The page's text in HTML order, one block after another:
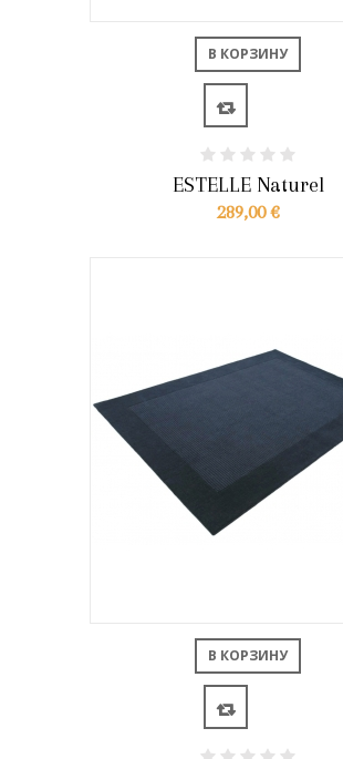
В КОРЗИНУ
ESTELLE Naturel
289,00 €
В КОРЗИНУ